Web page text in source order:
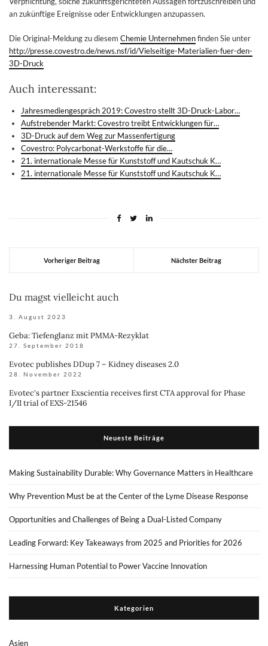
an zukünftige Ereignisse oder Entwicklungen anzupassen.
Die Original-Meldung zu diesem Chemie Unternehmenfinden Sie unter
http://presse.covestro.de/news.nsf/id/Vielseitige-Materialien-fuer-den-
3D-Druck
Auch interessant:
Jahresmediengespräch 2019: Covestro stellt 3D-Druck-Labor…
Aufstrebender Markt: Covestro treibt Entwicklungen für…
3D-Druck auf dem Weg zur Massenfertigung
Covestro: Polycarbonat-Werkstoffe für die…
21. internationale Messe für Kunststoff und Kautschuk K…
21. internationale Messe für Kunststoff und Kautschuk K…
Vorheriger Beitrag Nächster Beitrag
Du magst vielleicht auch
3. August 2023
Geba: Tiefenglanz mit PMMA-Rezyklat
27. September 2018
Evotec publishes DDup 7 – Kidney diseases 2.0
28. November 2022
Evotec's partner Exscientia receives first CTA approval for Phase
I/II trial of EXS-21546
Neueste Beiträge
Making Sustainability Durable: Why Governance Matters in Healthcare
Why Prevention Must be at the Center of the Lyme Disease Response
Opportunities and Challenges of Being a Dual-Listed Company
Leading Forward: Key Takeaways from 2025 and Priorities for 2026
Harnessing Human Potential to Power Vaccine Innovation
Kategorien
Asien